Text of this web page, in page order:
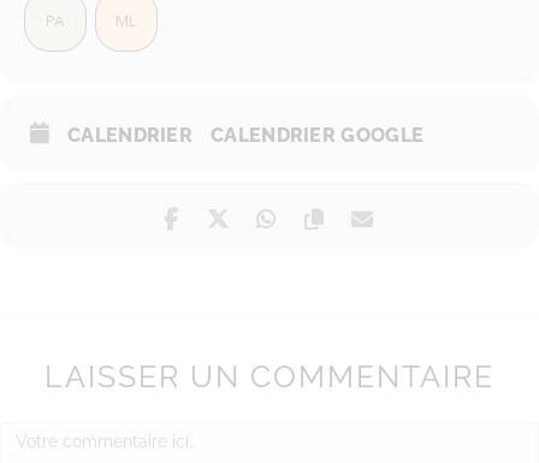
PA ML
CALENDRIER CALENDRIER GOOGLE
LAISSER UN COMMENTAIRE